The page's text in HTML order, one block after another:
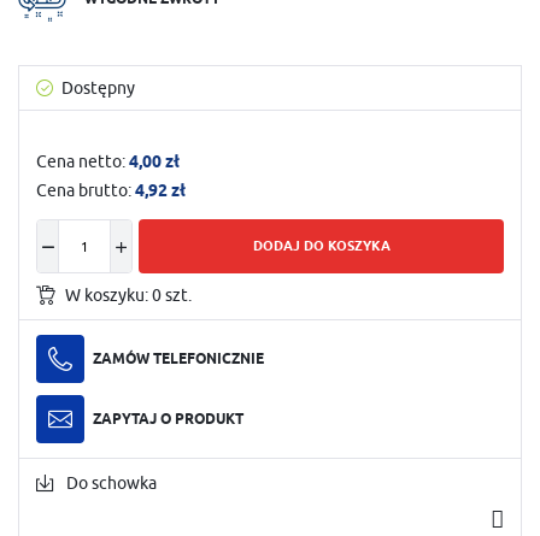
Dostępny
Cena netto:4,00 zł
Cena brutto:4,92 zł
DODAJ DO KOSZYKA
W koszyku:0szt.
ZAMÓW TELEFONICZNIE
ZAPYTAJ O PRODUKT
Do schowka